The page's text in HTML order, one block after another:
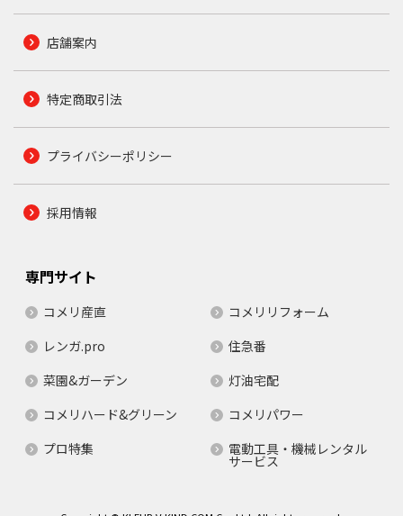
店舗案内
特定商取引法
プライバシーポリシー
採用情報
専門サイト
コメリ産直
コメリリフォーム
レンガ.pro
住急番
菜園&ガーデン
灯油宅配
コメリハード&グリーン
コメリパワー
プロ特集
電動工具・機械レンタル
サービス